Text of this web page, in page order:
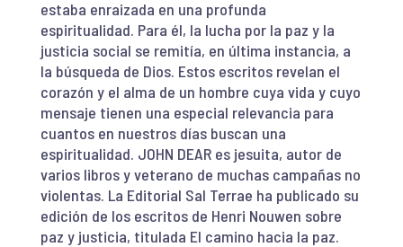
estaba enraizada en una profunda
espiritualidad. Para él, la lucha por la paz y la
justicia social se remitía, en última instancia, a
la búsqueda de Dios. Estos escritos revelan el
corazón y el alma de un hombre cuya vida y cuyo
mensaje tienen una especial relevancia para
cuantos en nuestros días buscan una
espiritualidad. JOHN DEAR es jesuita, autor de
varios libros y veterano de muchas campañas no
violentas. La Editorial Sal Terrae ha publicado su
edición de los escritos de Henri Nouwen sobre
paz y justicia, titulada El camino hacia la paz.